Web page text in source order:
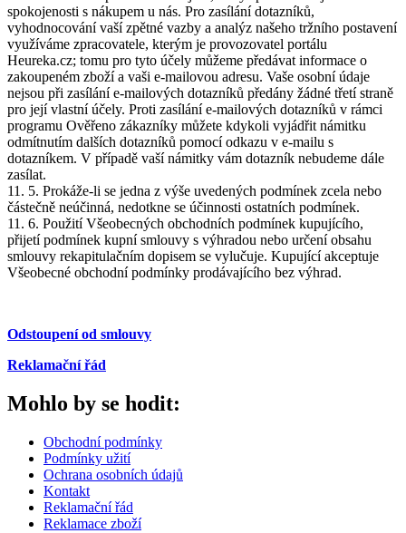
spokojenosti s nákupem u nás. Pro zasílání dotazníků,
vyhodnocování vaší zpětné vazby a analýz našeho tržního postavení
využíváme zpracovatele, kterým je provozovatel portálu
Heureka.cz; tomu pro tyto účely můžeme předávat informace o
zakoupeném zboží a vaši e-mailovou adresu. Vaše osobní údaje
nejsou při zasílání e-mailových dotazníků předány žádné třetí straně
pro její vlastní účely. Proti zasílání e-mailových dotazníků v rámci
programu Ověřeno zákazníky můžete kdykoli vyjádřit námitku
odmítnutím dalších dotazníků pomocí odkazu v e-mailu s
dotazníkem. V případě vaší námitky vám dotazník nebudeme dále
zasílat.
11. 5. Prokáže-li se jedna z výše uvedených podmínek zcela nebo
částečně neúčinná, nedotkne se účinnosti ostatních podmínek.
11. 6. Použití Všeobecných obchodních podmínek kupujícího,
přijetí podmínek kupní smlouvy s výhradou nebo určení obsahu
smlouvy rekapitulačním dopisem se vylučuje. Kupující akceptuje
Všeobecné obchodní podmínky prodávajícího bez výhrad.
Odstoupení od smlouvy
Reklamační řád
Mohlo by se hodit:
Obchodní podmínky
Podmínky užití
Ochrana osobních údajů
Kontakt
Reklamační řád
Reklamace zboží